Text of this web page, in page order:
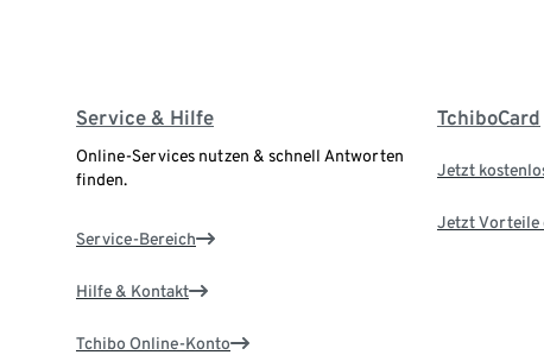
Service & Hilfe
Online-Services nutzen & schnell Antworten
finden.
Service-Bereich
Hilfe & Kontakt
Tchibo Online-Konto
TchiboCard
Jetzt
Jetzt Vorteile